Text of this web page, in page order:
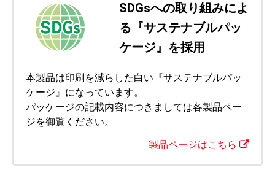
SDGsへの取り組みによ
る『サステナブルパッ
ケージ』を採用
本製品は印刷を減らした白い『サステナブルパッ
ケージ』になっています。
パッケージの記載内容につきましては各製品ペー
ジを御覧ください。
製品ページはこちら